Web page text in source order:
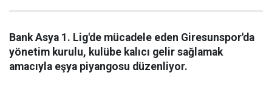
Bank Asya 1. Lig'de mücadele eden Giresunspor'da
yönetim kurulu, kulübe kalıcı gelir sağlamak
amacıyla eşya piyangosu düzenliyor.